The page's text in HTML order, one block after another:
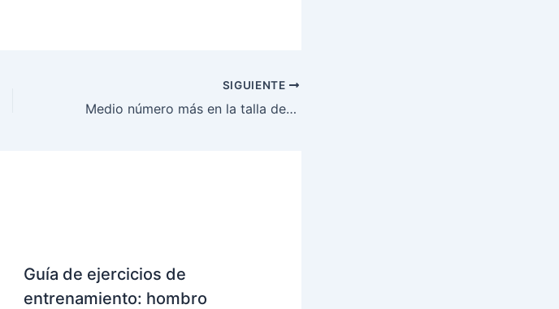
SIGUIENTE
Medio número más en la talla de nuestras zapatillas de correr
Guía de ejercicios de
entrenamiento: hombro